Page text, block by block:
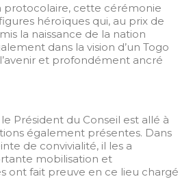
protocolaire, cette cérémonie
héroïques qui, au prix de
la naissance de la nation
dans la vision d’un Togo
et profondément ancré
Président du Conseil est allé à
également présentes. Dans
de convivialité, il les a
mobilisation et
ont fait preuve en ce lieu chargé